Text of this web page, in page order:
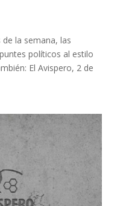
la semana, las
políticos al estilo
El Avispero, 2 de